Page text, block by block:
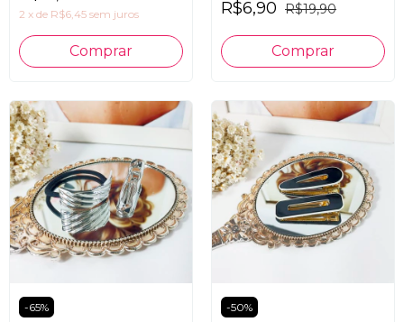
2 x de R$6,45 sem juros R$6,90 R$19,90
-65% -50%